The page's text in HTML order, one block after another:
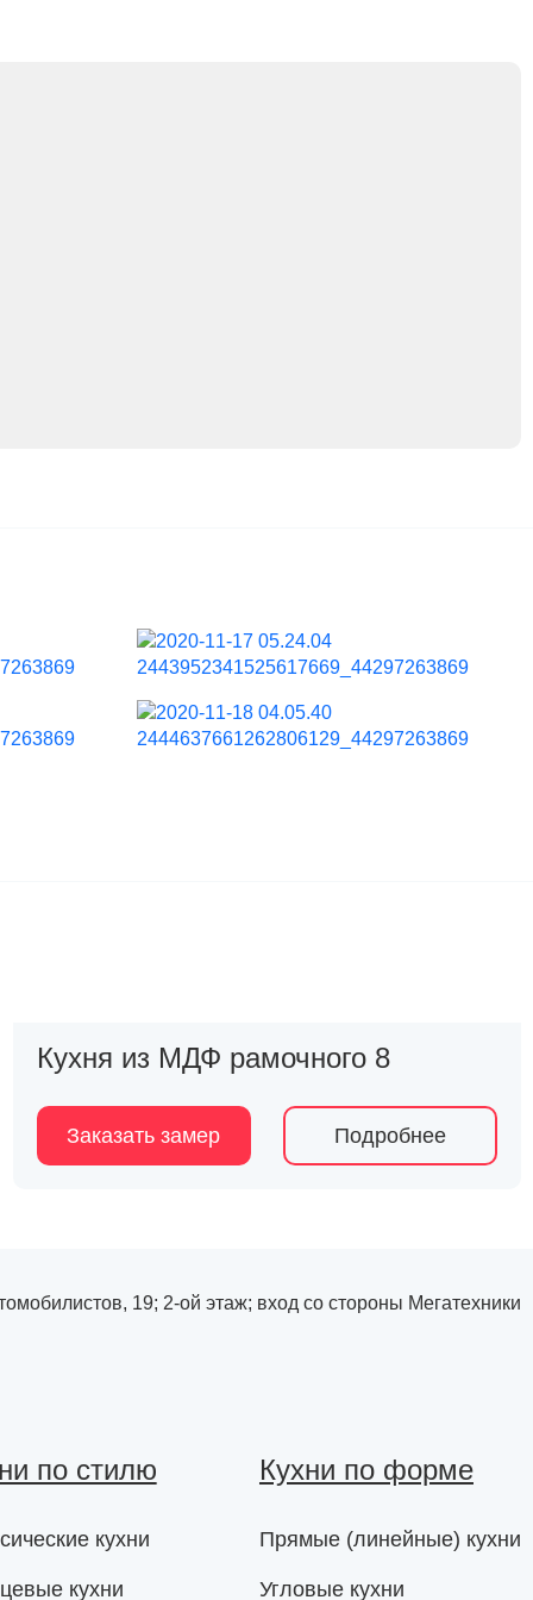
Кухня из МДФ рамочного 8
Заказать замер Подробнее
19; 2-ой этаж; вход со стороны Мегатехники
по стилю
кухни
кухни
Кухни по форме
Прямые (линейные) кухни
Угловые кухни